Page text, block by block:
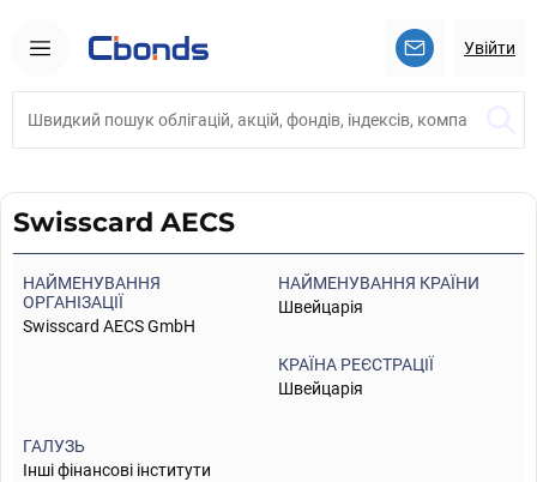
Увійти
Swisscard AECS
НАЙМЕНУВАННЯ
ОРГАНІЗАЦІЇ
Swisscard AECS GmbH
НАЙМЕНУВАННЯ КРАЇНИ
Швейцарія
КРАЇНА РЕЄСТРАЦІЇ
Швейцарія
ГАЛУЗЬ
Інші фінансові інститути